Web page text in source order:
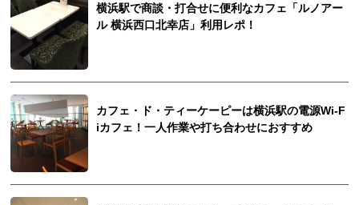
横浜駅で商談・打合せに便利なカフェ「ルノアー
ル 横浜西口北幸店」利用レポ！
カフェ・ド・ティーケーピーは横浜駅の電源Wi-F
iカフェ！一人作業や打ち合わせにおすすめ